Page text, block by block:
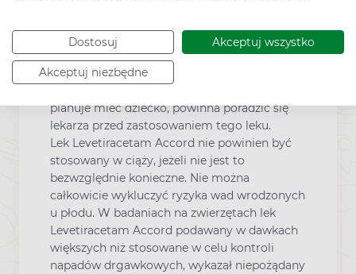
Dostosuj Akceptuj wszystko
Akceptuj niezbędne
Ciąża i laktacja
Jeśli pacjentka jest w ciąży lub karmi piersią,
planuje mieć dziecko, powinna poradzić się
lekarza przed zastosowaniem tego leku.
Lek Levetiracetam Accord nie powinien być
stosowany w ciąży, jeżeli nie jest to
bezwzględnie konieczne. Nie można
całkowicie wykluczyć ryzyka wad wrodzonych
u płodu. W badaniach na zwierzętach lek
Levetiracetam Accord podawany w dawkach
większych niż stosowane w celu kontroli
napadów drgawkowych, wykazał niepożądany